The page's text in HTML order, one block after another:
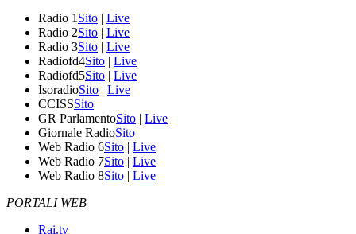
Radio 1 Sito | Live
Radio 2Sito | Live
Radio 3Sito | Live
Radiofd4Sito | Live
Radiofd5Sito | Live
IsoradioSito | Live
CCISSSito
GR ParlamentoSito | Live
Giornale RadioSito
Web Radio 6Sito | Live
Web Radio 7Sito | Live
Web Radio 8Sito | Live
PORTALI WEB
Rai.tv